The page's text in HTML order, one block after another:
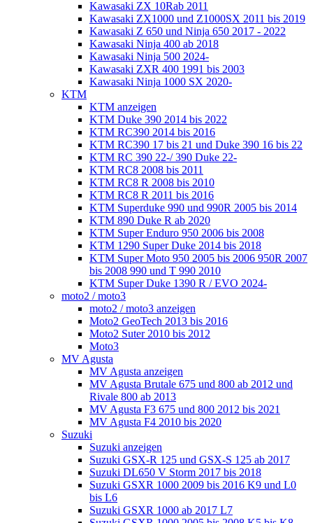
Kawasaki ZX 10Rab 2011
Kawasaki ZX1000 und Z1000SX 2011 bis 2019
Kawasaki Z 650 und Ninja 650 2017 - 2022
Kawasaki Ninja 400 ab 2018
Kawasaki Ninja 500 2024-
Kawasaki ZXR 400 1991 bis 2003
Kawasaki Ninja 1000 SX 2020-
KTM
KTM anzeigen
KTM Duke 390 2014 bis 2022
KTM RC390 2014 bis 2016
KTM RC390 17 bis 21 und Duke 390 16 bis 22
KTM RC 390 22-/ 390 Duke 22-
KTM RC8 2008 bis 2011
KTM RC8 R 2008 bis 2010
KTM RC8 R 2011 bis 2016
KTM Superduke 990 und 990R 2005 bis 2014
KTM 890 Duke R ab 2020
KTM Super Enduro 950 2006 bis 2008
KTM 1290 Super Duke 2014 bis 2018
KTM Super Moto 950 2005 bis 2006 950R 2007
bis 2008 990 und T 990 2010
KTM Super Duke 1390 R / EVO 2024-
moto2 / moto3
moto2 / moto3 anzeigen
Moto2 GeoTech 2013 bis 2016
Moto2 Suter 2010 bis 2012
Moto3
MV Agusta
MV Agusta anzeigen
MV Agusta Brutale 675 und 800 ab 2012 und
Rivale 800 ab 2013
MV Agusta F3 675 und 800 2012 bis 2021
MV Agusta F4 2010 bis 2020
Suzuki
Suzuki anzeigen
Suzuki GSX-R 125 und GSX-S 125 ab 2017
Suzuki DL650 V Storm 2017 bis 2018
Suzuki GSXR 1000 2009 bis 2016 K9 und L0
bis L6
Suzuki GSXR 1000 ab 2017 L7